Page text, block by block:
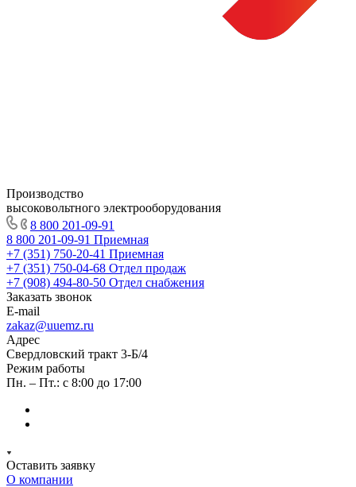
Производство
высоковольтного электрооборудования
8 800 201-09-91
8 800 201-09-91 Приемная
+7 (351) 750-20-41 Приемная
+7 (351) 750-04-68 Отдел продаж
+7 (908) 494-80-50 Отдел снабжения
Заказать звонок
E-mail
zakaz@uuemz.ru
Адрес
Свердловский тракт 3-Б/4
Режим работы
Пн. – Пт.: с 8:00 до 17:00
Оставить заявку
О компании